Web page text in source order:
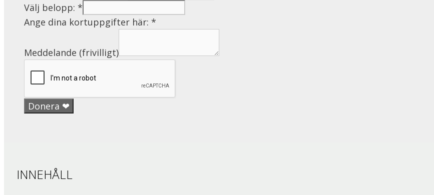
Välj belopp: *
Ange dina kortuppgifter här: *
Meddelande (frivilligt)
Donera ❤︎
INNEHÅLL